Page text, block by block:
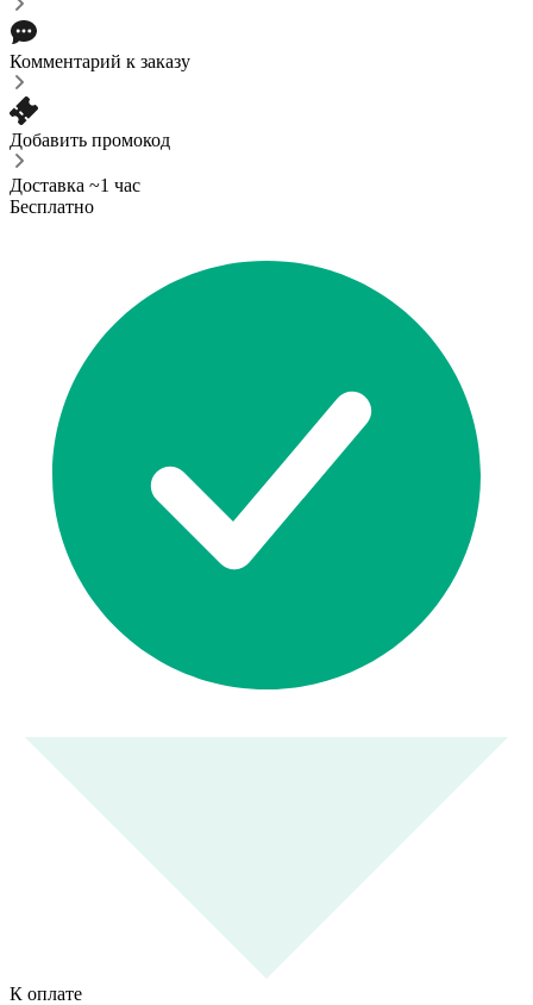
Комментарий к заказу
Добавить промокод
Доставка ~1 час
Бесплатно
К оплате